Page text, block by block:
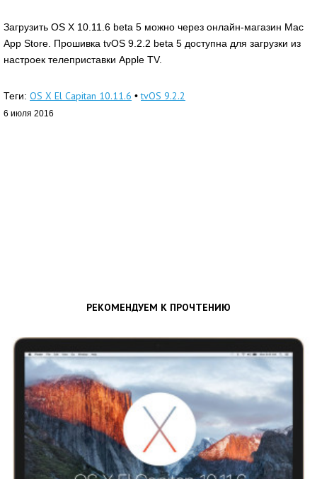
Загрузить OS X 10.11.6 beta 5 можно через онлайн-магазин Mac
App Store. Прошивка tvOS 9.2.2 beta 5 доступна для загрузки из
настроек телеприставки Apple TV.
Теги: OS X El Capitan 10.11.6 •tvOS 9.2.2
6 июля 2016
РЕКОМЕНДУЕМ К ПРОЧТЕНИЮ